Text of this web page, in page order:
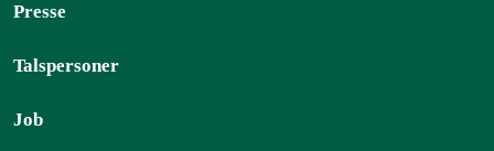
Presse
Talspersoner
Job